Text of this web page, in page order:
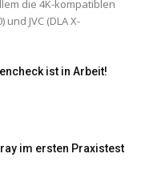
die 4K-kompatiblen
JVC (DLA X-
ist in Arbeit!
im ersten Praxistest